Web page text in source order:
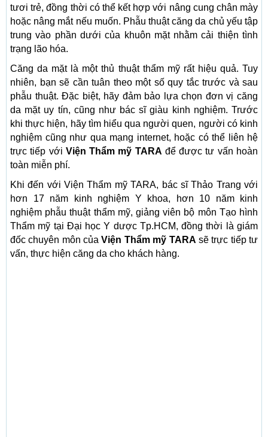
tươi trẻ, đồng thời có thể kết hợp với nâng cung chân mày
hoặc nâng mắt nếu muốn. Phẫu thuật căng da chủ yếu tập
trung vào phần dưới của khuôn mặt nhằm cải thiện tình
trạng lão hóa.
Căng da mặt là một thủ thuật thẩm mỹ rất hiệu quả. Tuy
nhiên, bạn sẽ cần tuân theo một số quy tắc trước và sau
phẫu thuật. Đặc biệt, hãy đảm bảo lựa chọn đơn vị căng
da mặt uy tín, cũng như bác sĩ giàu kinh nghiệm. Trước
khi thực hiện, hãy tìm hiểu qua người quen, người có kinh
nghiệm cũng như qua mạng internet, hoặc có thể liên hệ
trực tiếp với Viện Thẩm mỹ TARA để được tư vấn hoàn
toàn miễn phí.
Khi đến với Viện Thẩm mỹ TARA, bác sĩ Thảo Trang với
hơn 17 năm kinh nghiệm Y khoa, hơn 10 năm kinh
nghiệm phẫu thuật thẩm mỹ, giảng viên bộ môn Tạo hình
Thẩm mỹ tại Đại học Y dược Tp.HCM, đồng thời là giám
đốc chuyên môn của Viện Thẩm mỹ TARA sẽ trực tiếp tư
vấn, thực hiện căng da cho khách hàng.